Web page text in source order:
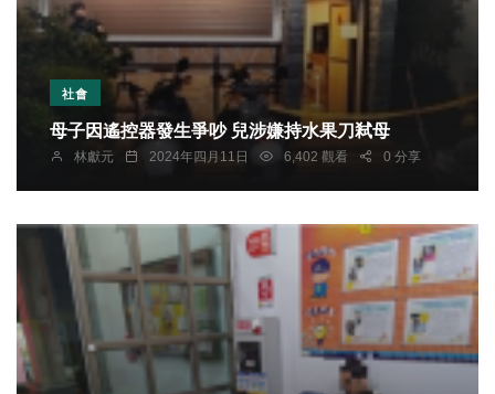
社會
母子因遙控器發生爭吵 兒涉嫌持水果刀弒母
林獻元 2024年四月11日 6,402 觀看 0 分享